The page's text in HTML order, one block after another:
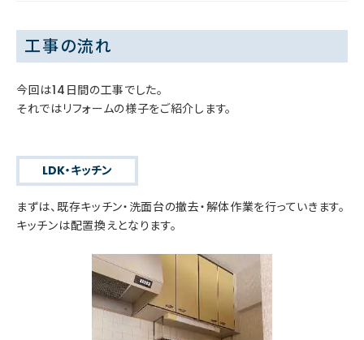
工事の流れ
今回は14日間の工事でした。
それではリフォームの様子をご紹介します。
LDK・キッチン
まずは、既存キッチン・洗面台の撤去・解体作業を行っていきます。
キッチンは配置換えとなります。